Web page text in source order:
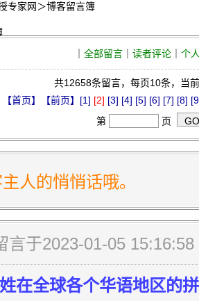
专家网＞博客留言簿
全部留言｜ 读者评论｜ 个
共12658条留言，每页10条，当
【首页】
【前页】 [1] [2] [3] [4] [5] [6] [7] [8]
第
页
人的悄悄话哦。
言于2023-01-05 15:16:58
在全球各个华语地区的